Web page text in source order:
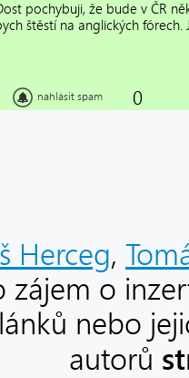
pochybuji, že bude v ČR
štěstí na anglických
nahlásit spam 0
Herceg,
zájem o
nebo
autorů